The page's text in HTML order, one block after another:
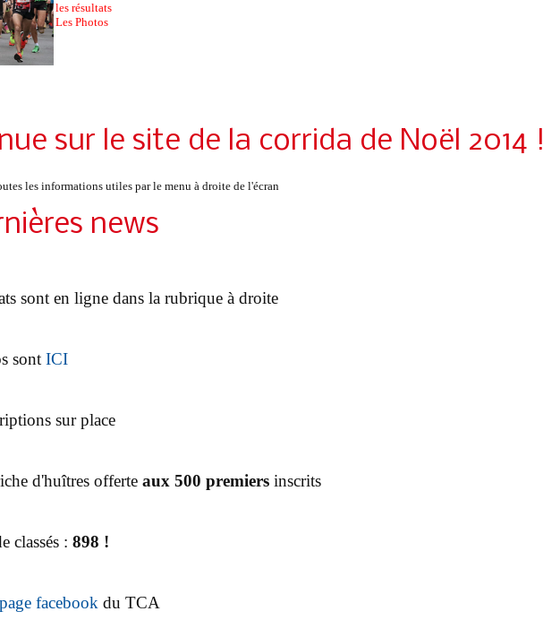
les résultats
Les Photos
sur le site de la corrida de Noël 2014 !
les informations utiles par le menu à droite de l'écran
news
sont en ligne dans la rubrique à droite
sont ICI
sur place
d'huîtres offerte aux 500 premiers inscrits
classés : 898 !
facebook du TCA